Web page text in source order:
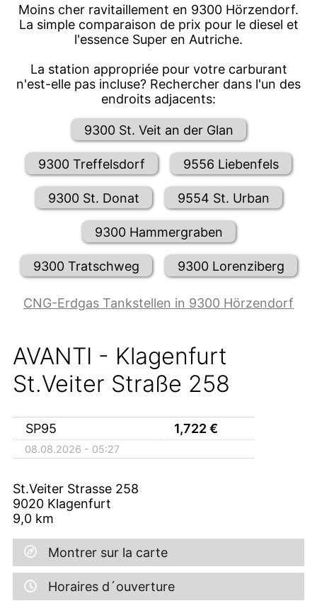
Moins cher ravitaillement en 9300 Hörzendorf.
La simple comparaison de prix pour le diesel et
l'essence Super en Autriche.
La station appropriée pour votre carburant
n'est-elle pas incluse? Rechercher dans l'un des
endroits adjacents:
9300 St. Veit an der Glan
9300 Treffelsdorf 9556 Liebenfels
9300 St. Donat 9554 St. Urban
9300 Hammergraben
9300 Tratschweg 9300 Lorenziberg
CNG-Erdgas Tankstellen in 9300 Hörzendorf
AVANTI - Klagenfurt
St.Veiter Straße 258
SP95 1,722€
08.08.2026 - 05:27
St.Veiter Strasse 258
9020 Klagenfurt
9,0 km
Montrer sur la carte
Horaires d´ouverture